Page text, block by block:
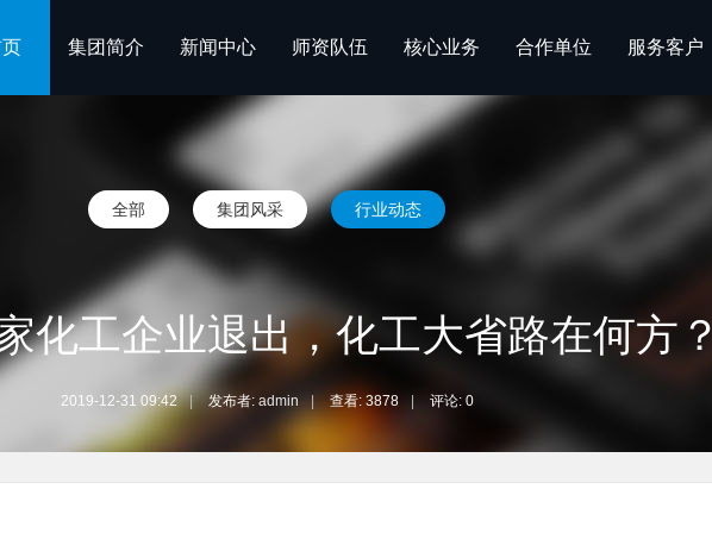
集团简介 新闻中心 师资队伍 核心业务 合作单位 服务客户
全部 集团风采 行业动态
化工企业退出，化工大省路在何方？
2019-12-31 09:42 | 发布者: admin | 查看:3878 评论: 0